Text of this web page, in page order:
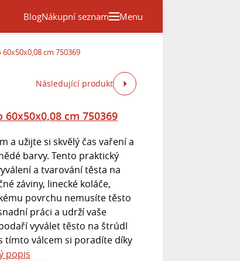
BlogNákupní seznam Menu
cm 750369
Následující produkt
cm 750369
a užijte si skvělý čas vaření a
barvy. Tento praktický
a tvarování těsta na
záviny, linecké koláče,
povrchu nemusíte těsto
práci a udrží vaše
vyválet těsto na štrúdl
tímto válcem si poradíte díky
popis